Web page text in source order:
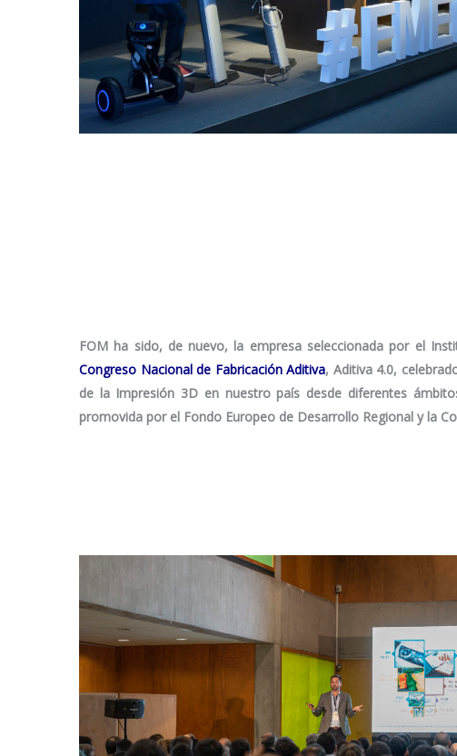
FOM ha sido, de nuevo, la empresa seleccionada por el
Congreso Nacional de Fabricación Aditiva, Aditiva 4.0,
de la Impresión 3D en nuestro país desde diferentes
promovida por el Fondo Europeo de Desarrollo Regional y la